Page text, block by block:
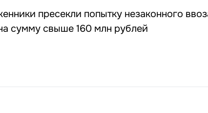
пресекли попытку незаконного
сумму свыше 160 млн рублей